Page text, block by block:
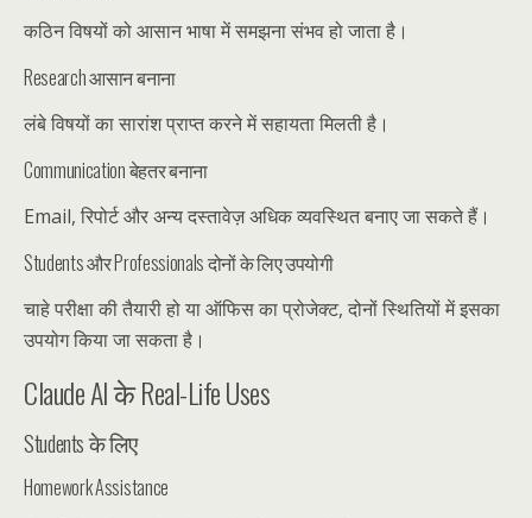
कठिन विषयों को आसान भाषा में समझना संभव हो जाता है।
Research आसान बनाना
लंबे विषयों का सारांश प्राप्त करने में सहायता मिलती है।
Communication बेहतर बनाना
Email, रिपोर्ट और अन्य दस्तावेज़ अधिक व्यवस्थित बनाए जा सकते हैं।
Students और Professionals दोनों के लिए उपयोगी
चाहे परीक्षा की तैयारी हो या ऑफिस का प्रोजेक्ट, दोनों स्थितियों में इसका
उपयोग किया जा सकता है।
Claude AI के Real-Life Uses
Students के लिए
Homework Assistance